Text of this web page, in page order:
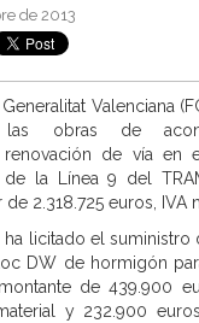
de 2013
Valenciana
obras de
renovación de vía en
de la Línea 9 del
2.318.725 euros, IVA
licitado el suministro
DW de hormigón
de 439.900
y 232.900